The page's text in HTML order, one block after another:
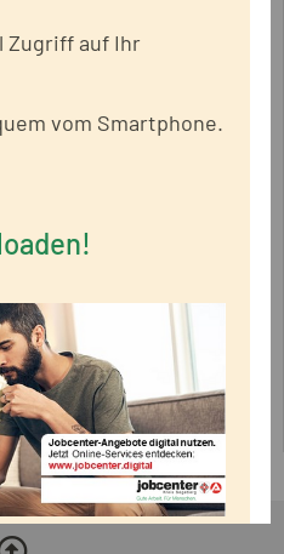
1825 von Louis Braille
funktioniert, erfahren
Zugriff auf Ihr
vom Smartphone.